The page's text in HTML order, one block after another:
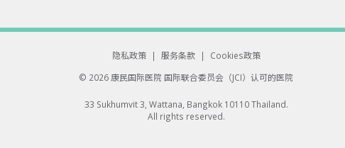
隐私政策 | 服务条款 |
Cookies政策
© 2026 康民国际医院 国际联合委员会（JCI）认可的医院
33 Sukhumvit 3, Wattana, Bangkok 10110 Thailand.
All rights reserved.